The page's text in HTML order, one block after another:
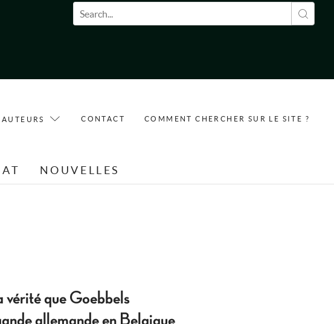
Formulaire de recherche
CONTACT COMMENT CHERCHER SUR LE SITE ?
NOUVELLES
vérité que Goebbels